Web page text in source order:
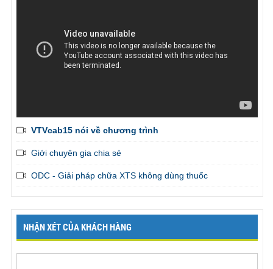
VTVcab15 nói về chương trình
Giới chuyên gia chia sẻ
ODC - Giải pháp chữa XTS không dùng thuốc
NHẬN XÉT CỦA KHÁCH HÀNG